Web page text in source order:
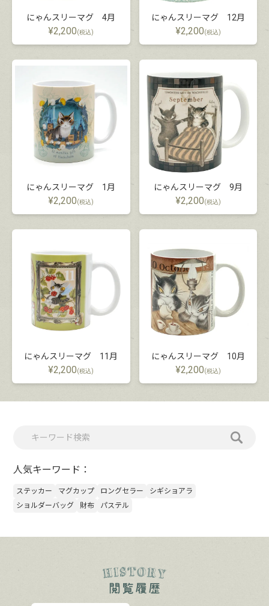
にゃんスリーマグ 4月
¥2,200(税込)
にゃんスリーマグ 12月
¥2,200(税込)
にゃんスリーマグ 1月
¥2,200(税込)
にゃんスリーマグ 9月
¥2,200(税込)
にゃんスリーマグ 11月
¥2,200(税込)
にゃんスリーマグ 10月
¥2,200(税込)
人気キーワード：
ステッカー マグカップ ロングセラー
シギショアラ
ショルダーバッグ
財布 パステル